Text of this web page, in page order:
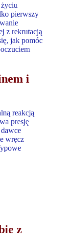
pierwszy
z rekrutacją
jak pomóc
i
reakcją
presję
wręcz
z